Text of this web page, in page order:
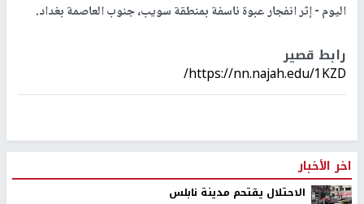
اليوم - إثر انفجار عبوة ناسفة بمنطقة سويب، جنوب العاصمة بغداد.
رابط قصير
https://nn.najah.edu/1KZD/
اخر الأخبار
الاحتلال يقتحم مدينة نابلس